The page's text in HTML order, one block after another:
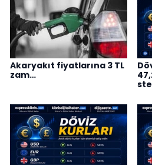
Akaryakıt fiyatlarına 3 TL
zam…